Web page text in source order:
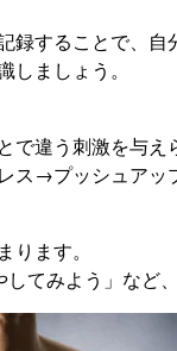
することで、自
ましょう。
違う刺激を与え
ス→プッシュアッ
ます。
てみよう」など